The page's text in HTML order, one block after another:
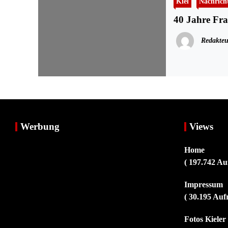
40 Jahre
Werbung Views
Home
( 197.742
Impressum
( 30.195
Fotos Kieler